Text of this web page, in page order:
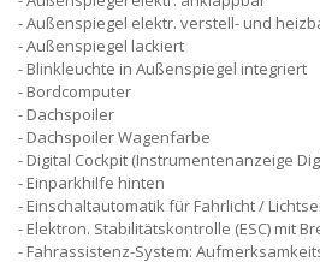
Außenspiegel elektr. verstell- und
Außenspiegel lackiert
Blinkleuchte in Außenspiegel integriert
Bordcomputer
Dachspoiler
Dachspoiler Wagenfarbe
Digital Cockpit (Instrumentenanzeige
Einparkhilfe hinten
Einschaltautomatik für Fahrlicht /
Elektron. Stabilitätskontrolle (ESC) mit
Fahrassistenz-System: